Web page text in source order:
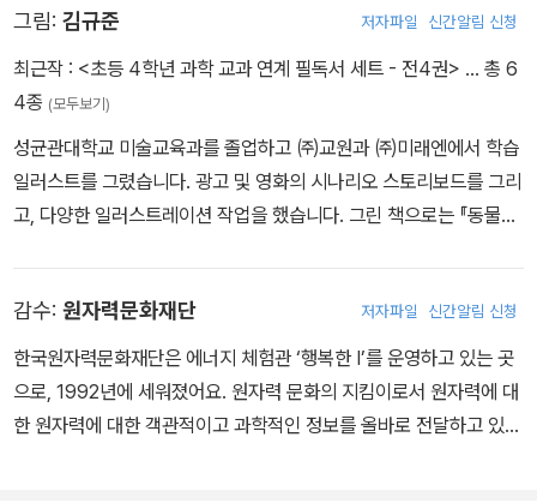
그림: 김규준 저자파일 신간알림 신청
최근작 : <초등 4학년 과학 교과 연계 필독서 세트 - 전4권> … 총 6
4종 (모두보기)
성균관대학교 미술교육과를 졸업하고 ㈜교원과 ㈜미래엔에서 학습
일러스트를 그렸습니다. 광고 및 영화의 시나리오 스토리보드를 그리
고, 다양한 일러스트레이션 작업을 했습니다. 그린 책으로는 『동물로
교과서 체험 학습–백범기념관』 등이 있습니다.
감수: 원자력문화재단 저자파일 신간알림 신청
한국원자력문화재단은 에너지 체험관 ‘행복한 I’를 운영하고 있는 곳
으로, 1992년에 세워졌어요. 원자력 문화의 지킴이로서 원자력에 대
한 원자력에 대한 객관적이고 과학적인 정보를 올바로 전달하고 있어